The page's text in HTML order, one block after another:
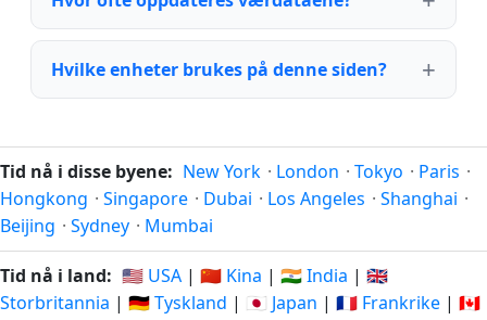
Hvilke enheter brukes på denne siden?
Tid nå i disse byene: New York · London · Tokyo · Paris ·
Hongkong · Singapore · Dubai · Los Angeles · Shanghai ·
Beijing · Sydney · Mumbai
Tid nå i land: 🇺🇸 USA | 🇨🇳 Kina | 🇮🇳 India | 🇬🇧
Storbritannia | 🇩🇪 Tyskland | 🇯🇵 Japan | 🇫🇷 Frankrike | 🇨🇦